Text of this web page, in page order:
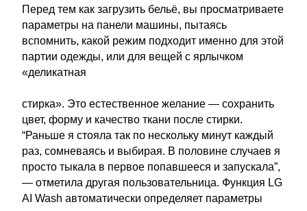
Перед тем как загрузить бельё, вы просматриваете
параметры на панели машины, пытаясь
вспомнить, какой режим подходит именно для этой
партии одежды, или для вещей с ярлычком
«деликатная
стирка». Это естественное желание — сохранить
цвет, форму и качество ткани после стирки.
“Раньше я стояла так по нескольку минут каждый
раз, сомневаясь и выбирая. В половине случаев я
просто тыкала в первое попавшееся и запускала”,
— отметила другая пользовательница. Функция LG
AI Wash автоматически определяет параметры